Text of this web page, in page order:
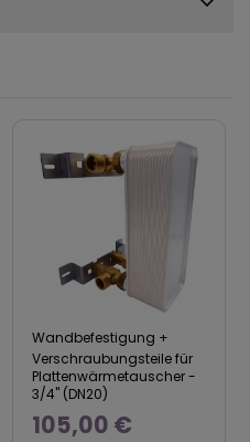
Wandbefestigung +
Verschraubungsteile für
Plattenwärmetauscher -
3/4" (DN20)
105,00 €